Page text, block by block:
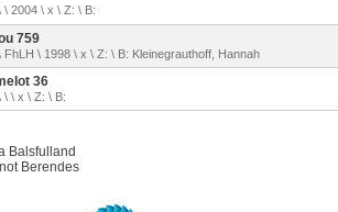
\ 2004 \ x \ Z: \ B:
759
FhLH \ 1998 \ x \ Z: \ B: Kleinegrauthoff, Hannah
36
\ \ x \ Z: \ B:
Balsfulland
Berendes